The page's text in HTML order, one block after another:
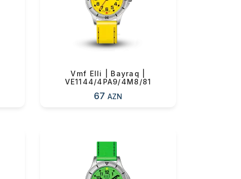
Vmf Elli | Bayraq |
VE1144/4PA9/4M8/81
67 AZN